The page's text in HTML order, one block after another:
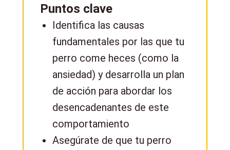
Puntos clave
Identifica las causas
fundamentales por las que tu
perro come heces (como la
ansiedad) y desarrolla un plan
de acción para abordar los
desencadenantes de este
comportamiento
Asegúrate de que tu perro